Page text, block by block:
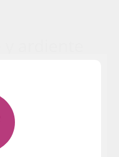
¡Sin
conectarse!
disfrutar del